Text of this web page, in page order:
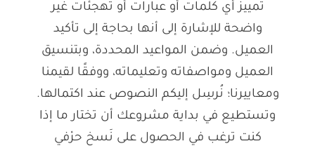
تمييز أي كلمات أو عبارات أو تهجئات غير
واضحة للإشارة إلى أنها بحاجة إلى تأكيد
العميل. وضمن المواعيد المحددة، وبتنسيق
العميل ومواصفاته وتعليماته، ووفقًا لقيمنا
ومعاييرنا؛ نُرسِل إليكم النصوص عند اكتمالها.
وتستطيع في بداية مشروعك أن تختار ما إذا
كنت ترغب في الحصول على نَسخ حرْفي